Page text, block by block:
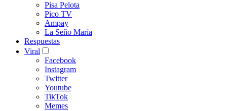
Pisa Pelota
Pico TV
Ampay
La Seño María
Respuestas
Viral
Facebook
Instagram
Twitter
Youtube
TikTok
Memes